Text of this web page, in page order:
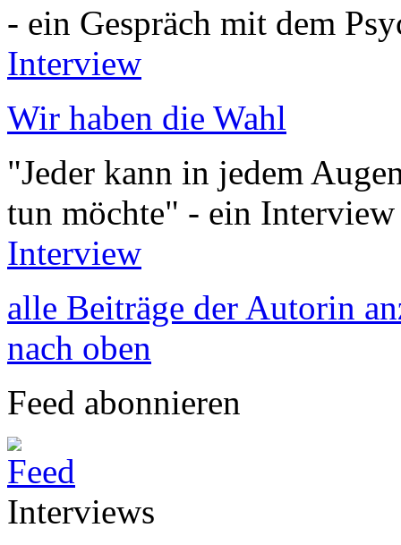
- ein Gespräch mit dem
Interview
Wir haben die Wahl
"Jeder kann in jedem
tun möchte" - ein
Interview
alle Beiträge der Autorin
nach oben
Feed abonnieren
Interviews